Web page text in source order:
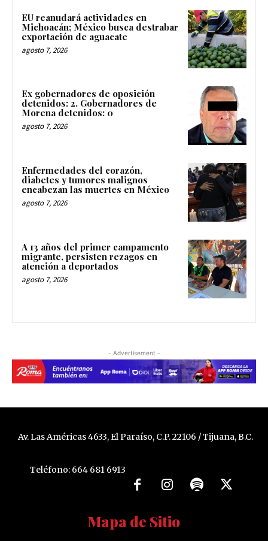
EU reanudará actividades en
Michoacán; México busca destrabar
exportación de aguacate
agosto 7, 2026
Ex gobernadores de oposición
detenidos: 2. Gobernadores de
Morena detenidos: 0
agosto 7, 2026
Enfermedades del corazón,
diabetes y tumores malignos
encabezan las muertes en México
agosto 7, 2026
A 13 años del primer campamento
migrante, persisten rezagos en
atención a deportados
agosto 7, 2026
- Advertisement -
Av. Las Américas 4633, El Paraíso, C.P. 22106 / Tijuana, B.C.
Teléfono: 664 681 6913
Mapa de Sitio